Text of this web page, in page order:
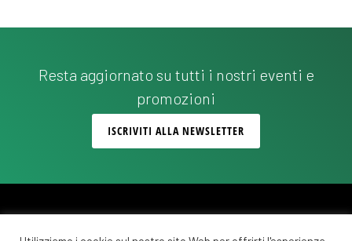
Resta aggiornato su tutti i nostri eventi e
promozioni
ISCRIVITI ALLA NEWSLETTER